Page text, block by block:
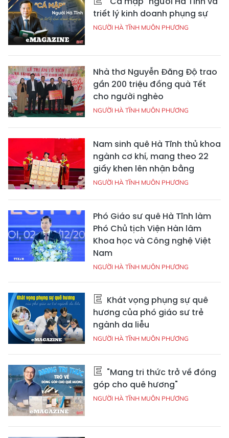
triết lý kinh doanh phụng sự
NGƯỜI HÀ TĨNH MUÔN PHƯƠNG
Nhà thơ Nguyễn Đăng Độ trao
gần 200 triệu đồng quà Tết
cho người nghèo
NGƯỜI HÀ TĨNH MUÔN PHƯƠNG
Nam sinh quê Hà Tĩnh thủ khoa
ngành cơ khí, mang theo 22
giấy khen lên nhận bằng
NGƯỜI HÀ TĨNH MUÔN PHƯƠNG
Phó Giáo sư quê Hà Tĩnh làm
Phó Chủ tịch Viện Hàn lâm
Khoa học và Công nghệ Việt
Nam
NGƯỜI HÀ TĨNH MUÔN PHƯƠNG
Khát vọng phụng sự quê
hương của phó giáo sư trẻ
ngành da liễu
NGƯỜI HÀ TĨNH MUÔN PHƯƠNG
"Mang tri thức trở về đóng
góp cho quê hương"
NGƯỜI HÀ TĨNH MUÔN PHƯƠNG